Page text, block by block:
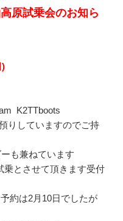
原試乗会のお知ら
)
K2TTboots
りしていますのでご持
も兼ねています
とさせて頂きます受付
約は2月10日でしたが